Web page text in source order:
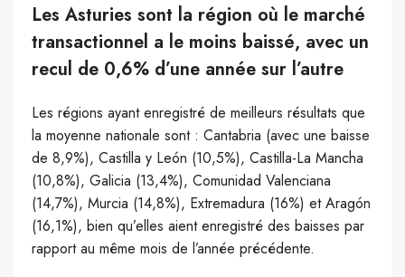
Les Asturies sont la région où le marché
transactionnel a le moins baissé, avec un
recul de 0,6% d’une année sur l’autre
Les régions ayant enregistré de meilleurs résultats que
la moyenne nationale sont : Cantabria (avec une baisse
de 8,9%), Castilla y León (10,5%), Castilla-La Mancha
(10,8%), Galicia (13,4%), Comunidad Valenciana
(14,7%), Murcia (14,8%), Extremadura (16%) et Aragón
(16,1%), bien qu’elles aient enregistré des baisses par
rapport au même mois de l’année précédente.